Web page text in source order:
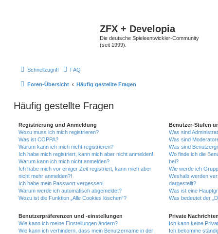
ZFX + Developia
Die deutsche Spieleentwickler-Community
(seit 1999).
Schnellzugriff FAQ
Foren-Übersicht Häufig gestellte Fragen
Häufig gestellte Fragen
Registrierung und Anmeldung
Wozu muss ich mich registrieren?
Was ist COPPA?
Warum kann ich mich nicht registrieren?
Ich habe mich registriert, kann mich aber nicht anmelden!
Warum kann ich mich nicht anmelden?
Ich habe mich vor einiger Zeit registriert, kann mich aber
nicht mehr anmelden?!
Ich habe mein Passwort vergessen!
Warum werde ich automatisch abgemeldet?
Wozu ist die Funktion „Alle Cookies löschen“?
Benutzerpräferenzen und -einstellungen
Wie kann ich meine Einstellungen ändern?
Wie kann ich verhindern, dass mein Benutzername in der
Benutzer-Stufen
Was sind
Was sind
Was sind
Wo finde ich die
bei?
Wie werde ich
Weshalb werden
dargestellt?
Was ist eine
Was bedeutet der
Private
Ich kann keine
Ich bekomme